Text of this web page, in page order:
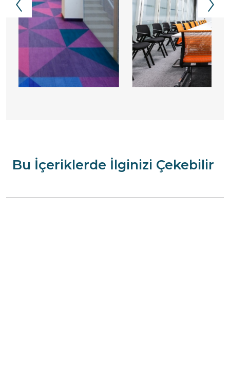
Bu İçeriklerde İlginizi Çekebilir